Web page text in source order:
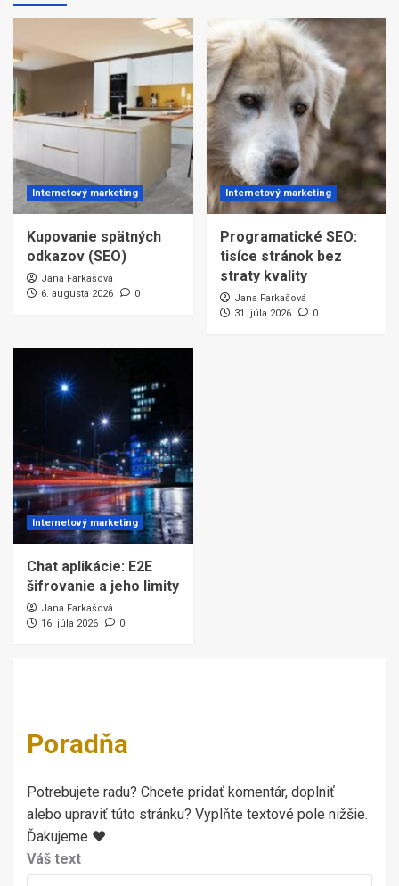
Internetový marketing
Kupovanie spätných
odkazov (SEO)
Jana Farkašová
6. augusta 2026
0
Internetový marketing
Programatické SEO:
tisíce stránok bez
straty kvality
Jana Farkašová
31. júla 2026
0
Internetový marketing
Chat aplikácie: E2E
šifrovanie a jeho limity
Jana Farkašová
16. júla 2026
0
Poradňa
Potrebujete radu? Chcete pridať komentár, doplniť
alebo upraviť túto stránku? Vyplňte textové pole nižšie.
Ďakujeme ♥
Váš text